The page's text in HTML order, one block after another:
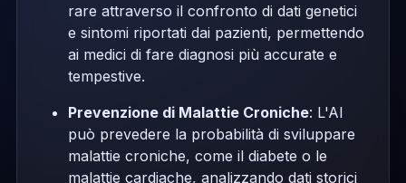
rare attraverso il confronto di dati genetici
e sintomi riportati dai pazienti, permettendo
ai medici di fare diagnosi più accurate e
tempestive.
Prevenzione di Malattie Croniche: L'AI
può prevedere la probabilità di sviluppare
malattie croniche, come il diabete o le
malattie cardiache, analizzando dati storici